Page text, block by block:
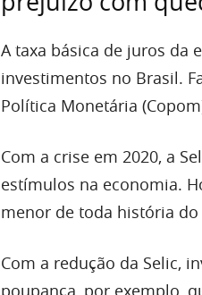
A taxa básica de juros da
investimentos no Brasil.
Política Monetária
Com a crise em 2020, a
estímulos na economia.
menor de toda história do
Com a redução da Selic,
poupança, por exemplo,